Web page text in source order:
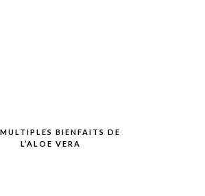
BIENFAITS DE
L’ALOE VERA